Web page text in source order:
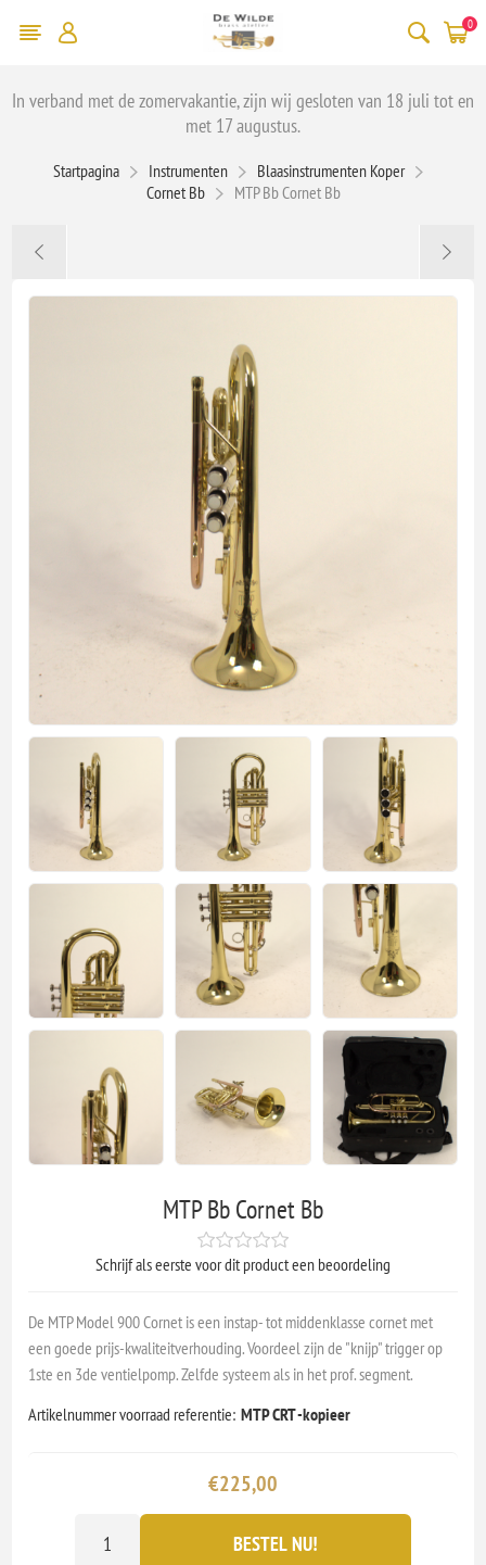
0
In verband met de zomervakantie, zijn wij gesloten van 18 juli tot en
met 17 augustus.
Startpagina Instrumenten
Blaasinstrumenten Koper
Cornet Bb
MTP Bb Cornet Bb
MTP Bb Cornet Bb
Schrijf als eerste voor dit product een beoordeling
De MTP Model 900 Cornet is een instap- tot middenklasse cornet met
een goede prijs-kwaliteitverhouding. Voordeel zijn de "knijp" trigger op
1ste en 3de ventielpomp. Zelfde systeem als in het prof. segment.
Artikelnummer voorraad referentie: MTP CRT -kopieer
€225,00
BESTEL NU!